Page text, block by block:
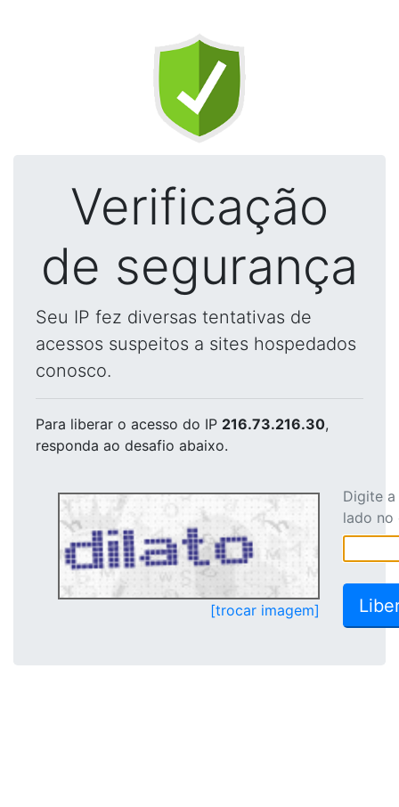
Verificação
de segurança
Seu IP fez diversas tentativas de
acessos suspeitos a sites hospedados
conosco.
Para liberar o acesso do IP 216.73.216.30,
responda ao desafio abaixo.
[trocar imagem]
Digite
lado no